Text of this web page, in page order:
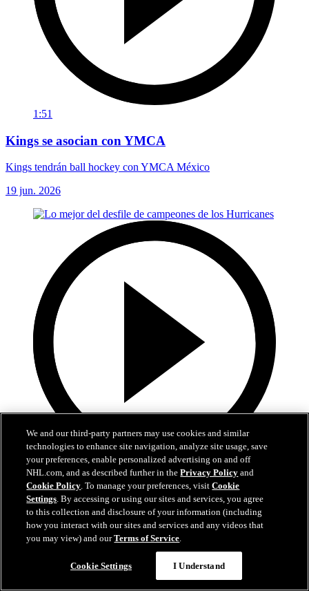
1:51
Kings se asocian con YMCA
Kings tendrán ball hockey con YMCA México
19 jun. 2026
1:39
Lo mejor del desfile de campeones de los Hurricanes
Echen un vistazo a los mejores momentos de los festejos de
la Stanley Cup de los Hurricanes
We and our third-party partners may use cookies and similar
technologies to enhance site navigation, analyze site usage, save
your preferences, enable personalized advertising on and off
NHL.com, and as described further in thePrivacy Policy and
Cookie Policy. To manage your preferences, visitCookie
Settings. By accessing or using our sites and services, you agree
to this collection and disclosure of your information (including
how you interact with our sites and services and any videos that
you may view) and ourTerms of Service.
Cookie Settings I Understand